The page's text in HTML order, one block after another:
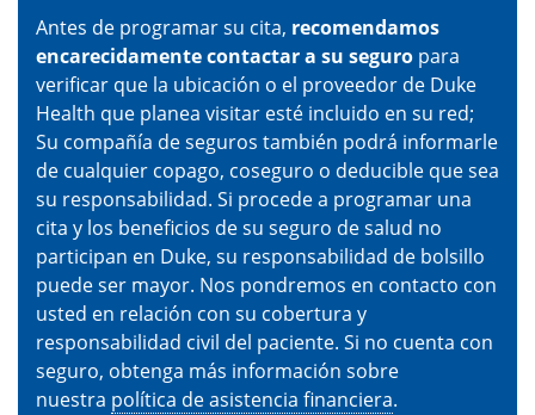
Antes de programar su cita, recomendamos
encarecidamente contactar a su seguro para
verificar que la ubicación o el proveedor de Duke
Health que planea visitar esté incluido en su red;
Su compañía de seguros también podrá informarle
de cualquier copago, coseguro o deducible que sea
su responsabilidad. Si procede a programar una
cita y los beneficios de su seguro de salud no
participan en Duke, su responsabilidad de bolsillo
puede ser mayor. Nos pondremos en contacto con
usted en relación con su cobertura y
responsabilidad civil del paciente. Si no cuenta con
seguro, obtenga más información sobre
nuestra política de asistencia financiera.